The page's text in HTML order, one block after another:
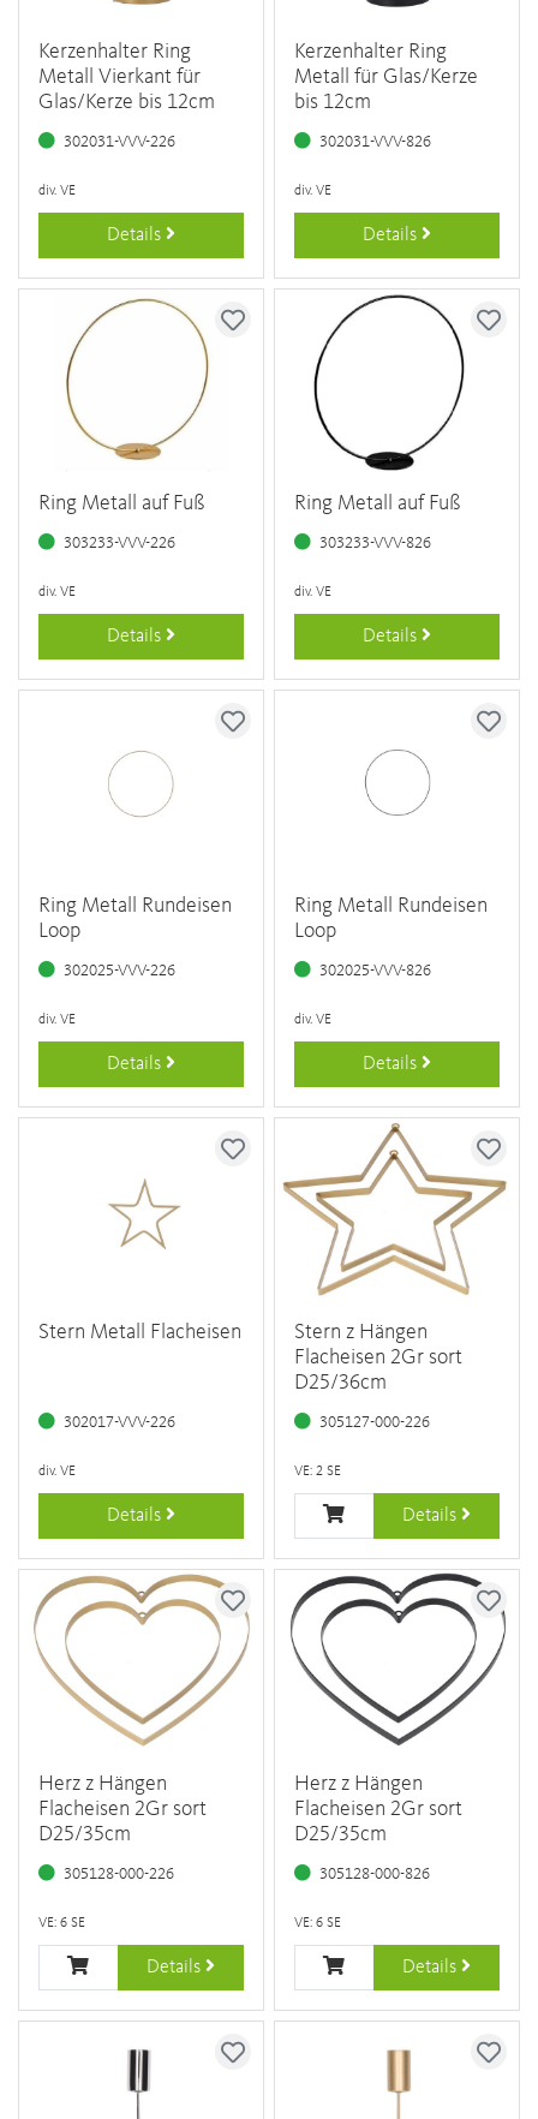
Kerzenhalter Ring
Metall Vierkant für
Glas/Kerze bis 12cm
302031-VVV-226
div. VE
Details
Kerzenhalter Ring
Metall für Glas/Kerze
bis 12cm
302031-VVV-826
div. VE
Details
Ring Metall auf Fuß
303233-VVV-226
div. VE
Details
Ring Metall auf Fuß
303233-VVV-826
div. VE
Details
Ring Metall Rundeisen
Loop
302025-VVV-226
div. VE
Details
Ring Metall Rundeisen
Loop
302025-VVV-826
div. VE
Details
Stern Metall Flacheisen
302017-VVV-226
div. VE
Details
Stern z Hängen
Flacheisen 2Gr sort
D25/36cm
305127-000-226
VE: 2 SE
Details
Herz z Hängen
Flacheisen 2Gr sort
D25/35cm
305128-000-226
VE: 6 SE
Details
Herz z Hängen
Flacheisen 2Gr sort
D25/35cm
305128-000-826
VE: 6 SE
Details